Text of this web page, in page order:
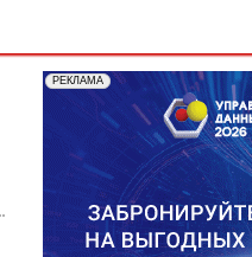
РЕКЛАМА